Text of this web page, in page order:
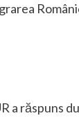
a răspuns